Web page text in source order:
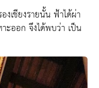
เชียงรายนั้น ฟ้าได้ผ่า
ะออก จึงได้พบว่า เป็น